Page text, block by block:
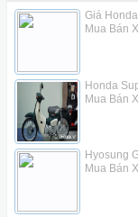
Giá
Mua Bán
Honda
Mua Bán
Hyosung
Mua Bán